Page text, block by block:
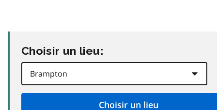
Choisir un lieu: